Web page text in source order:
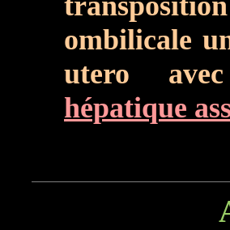
ombilicale
utero
hépatique